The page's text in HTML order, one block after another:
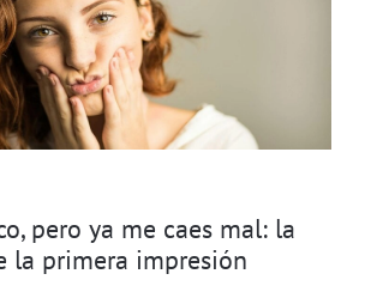
pero ya me caes mal: la
la primera impresión